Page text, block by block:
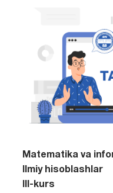
Matematika va
Ilmiy hisoblashlar
III-kurs